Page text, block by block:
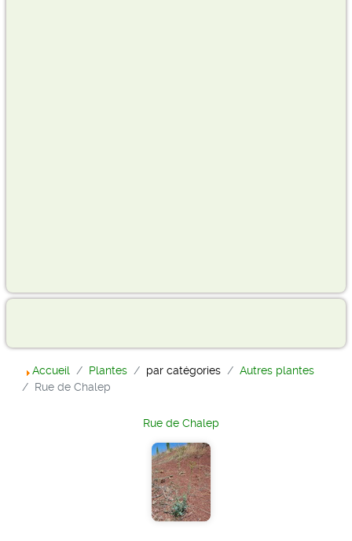
Accueil Plantes par catégories
Autres plantes
Rue de Chalep
Rue de Chalep